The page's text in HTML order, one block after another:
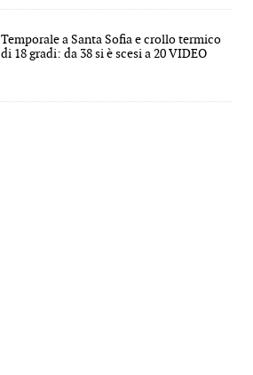
Temporale a Santa Sofia e crollo termico
di 18 gradi: da 38 si è scesi a 20 VIDEO